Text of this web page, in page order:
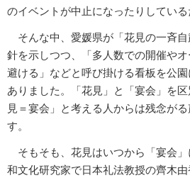
のイベントが中止になったりしている
そんな中、愛媛県が「花見の一斉
針を示しつつ、「多人数での開催や
避ける」などと呼び掛ける看板を公
ありました。「花見」と「宴会」を
見＝宴会」と考える人からは残念が
す。
そもそも、花見はいつから「宴会」
和文化研究家で日本礼法教授の齊木由